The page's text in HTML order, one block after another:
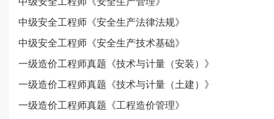
中级安全工程师《安全生产法律法规》
中级安全工程师《安全生产技术基础》
一级造价工程师真题《技术与计量（安装）》
一级造价工程师真题《技术与计量（土建）》
一级造价工程师真题《工程造价管理》